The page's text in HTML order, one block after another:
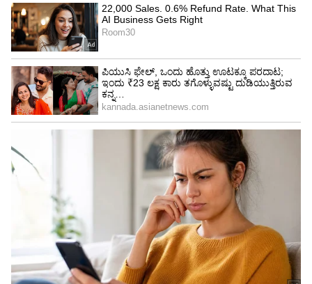
ರಾಜ್ಯ ಪೊಲೀಸ್‌ ಇಲಾಖೆಯಿಂದ(Police Department)
ಲೈವ್‌ ಸ್ಕ್ಯಾ‌ನರ್‌(Live Scanner) ನೀಡಲಾಗಿದೆ. ಸ್ಕ್ಯಾ‌ನರ್‌
ಮೂಲಕ ಯಾವುದೇ ಅನುಮಾನಾಸ್ಪದ ವ್ಯಕ್ತಿಯ
ಫಿಂಗರ್‌ಪ್ರಿಂಟ್‌(Fingerprint) ಅನ್ನು ಸ್ಕ್ಯಾ‌ನ್‌ ಮಾಡಿದ
ಬಳಿಕ ಅವರು ಈ ಹಿಂದೆ ಯಾವುದೇ ಪ್ರಕರಣದಲ್ಲಿ
ಭಾಗಿಯಾಗಿದ್ದರೂ ಮಾಹಿತಿ ಲಭ್ಯವಾಗಲಿದೆ. ಇದರಿಂದ ಹೆಚ್ಚು
ಅಪರಾಧ ಪ್ರಕರಣಗಳನ್ನು ಪತ್ತೆ ಹಚ್ಚುವಲ್ಲಿ ಸಹಕಾರಿಯಾಗಿದೆ.
ಇದೇ ಉಪಕರಣ ಸಹಾಯದಿಂದ ಈ ಇಬ್ಬರು ಆರೋಪಿಗಳನ್ನು
ಪತ್ತೆ ಮಾಡಲಾಗಿದೆ ಅಂತ ಹಾಸನ ಎಸ್‌ಪಿ ಶ್ರೀನಿವಾಸಗೌಡ
ತಿಳಿಸಿದ್ದಾರೆ.